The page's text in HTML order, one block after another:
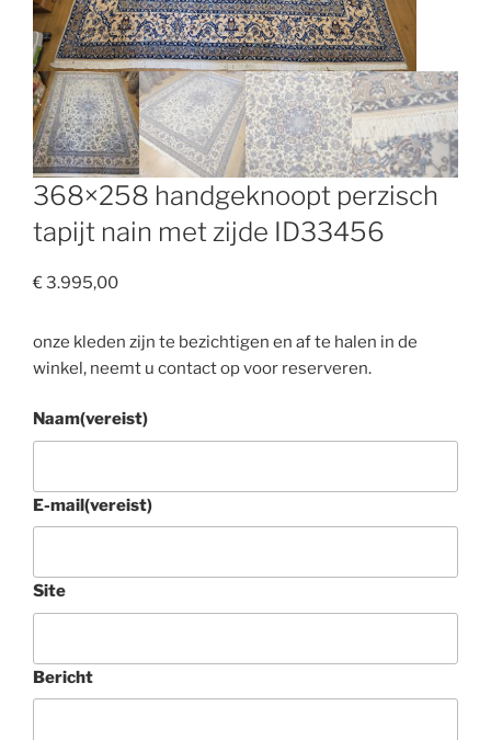
368×258 handgeknoopt perzisch
tapijt nain met zijde ID33456
€3.995,00
onze kleden zijn te bezichtigen en af te halen in de
winkel, neemt u contact op voor reserveren.
Naam(vereist)
E-mail(vereist)
Site
Bericht